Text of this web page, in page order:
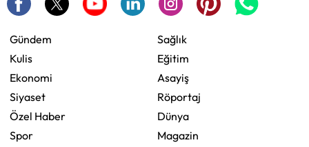
Gündem
Kulis
Ekonomi
Siyaset
Özel Haber
Spor
Sağlık
Eğitim
Asayiş
Röportaj
Dünya
Magazin